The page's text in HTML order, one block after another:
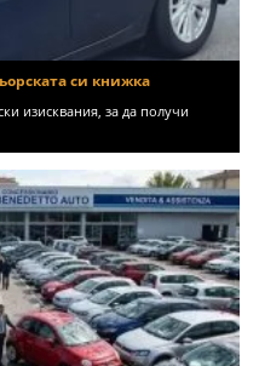
си книжка
изисквания, за да получи